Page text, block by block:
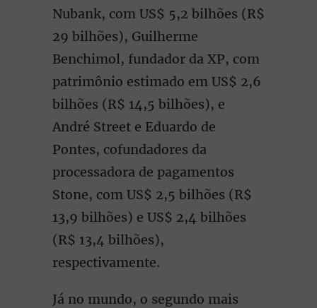
Nubank, com US$ 5,2 bilhões (R$
29 bilhões), Guilherme
Benchimol, fundador da XP, com
patrimônio estimado em US$ 2,6
bilhões (R$ 14,5 bilhões), e
André Street e Eduardo de
Pontes, cofundadores da
processadora de pagamentos
Stone, com US$ 2,5 bilhões (R$
13,9 bilhões) e US$ 2,4 bilhões
(R$ 13,4 bilhões),
respectivamente.
Já no mundo, o segundo mais